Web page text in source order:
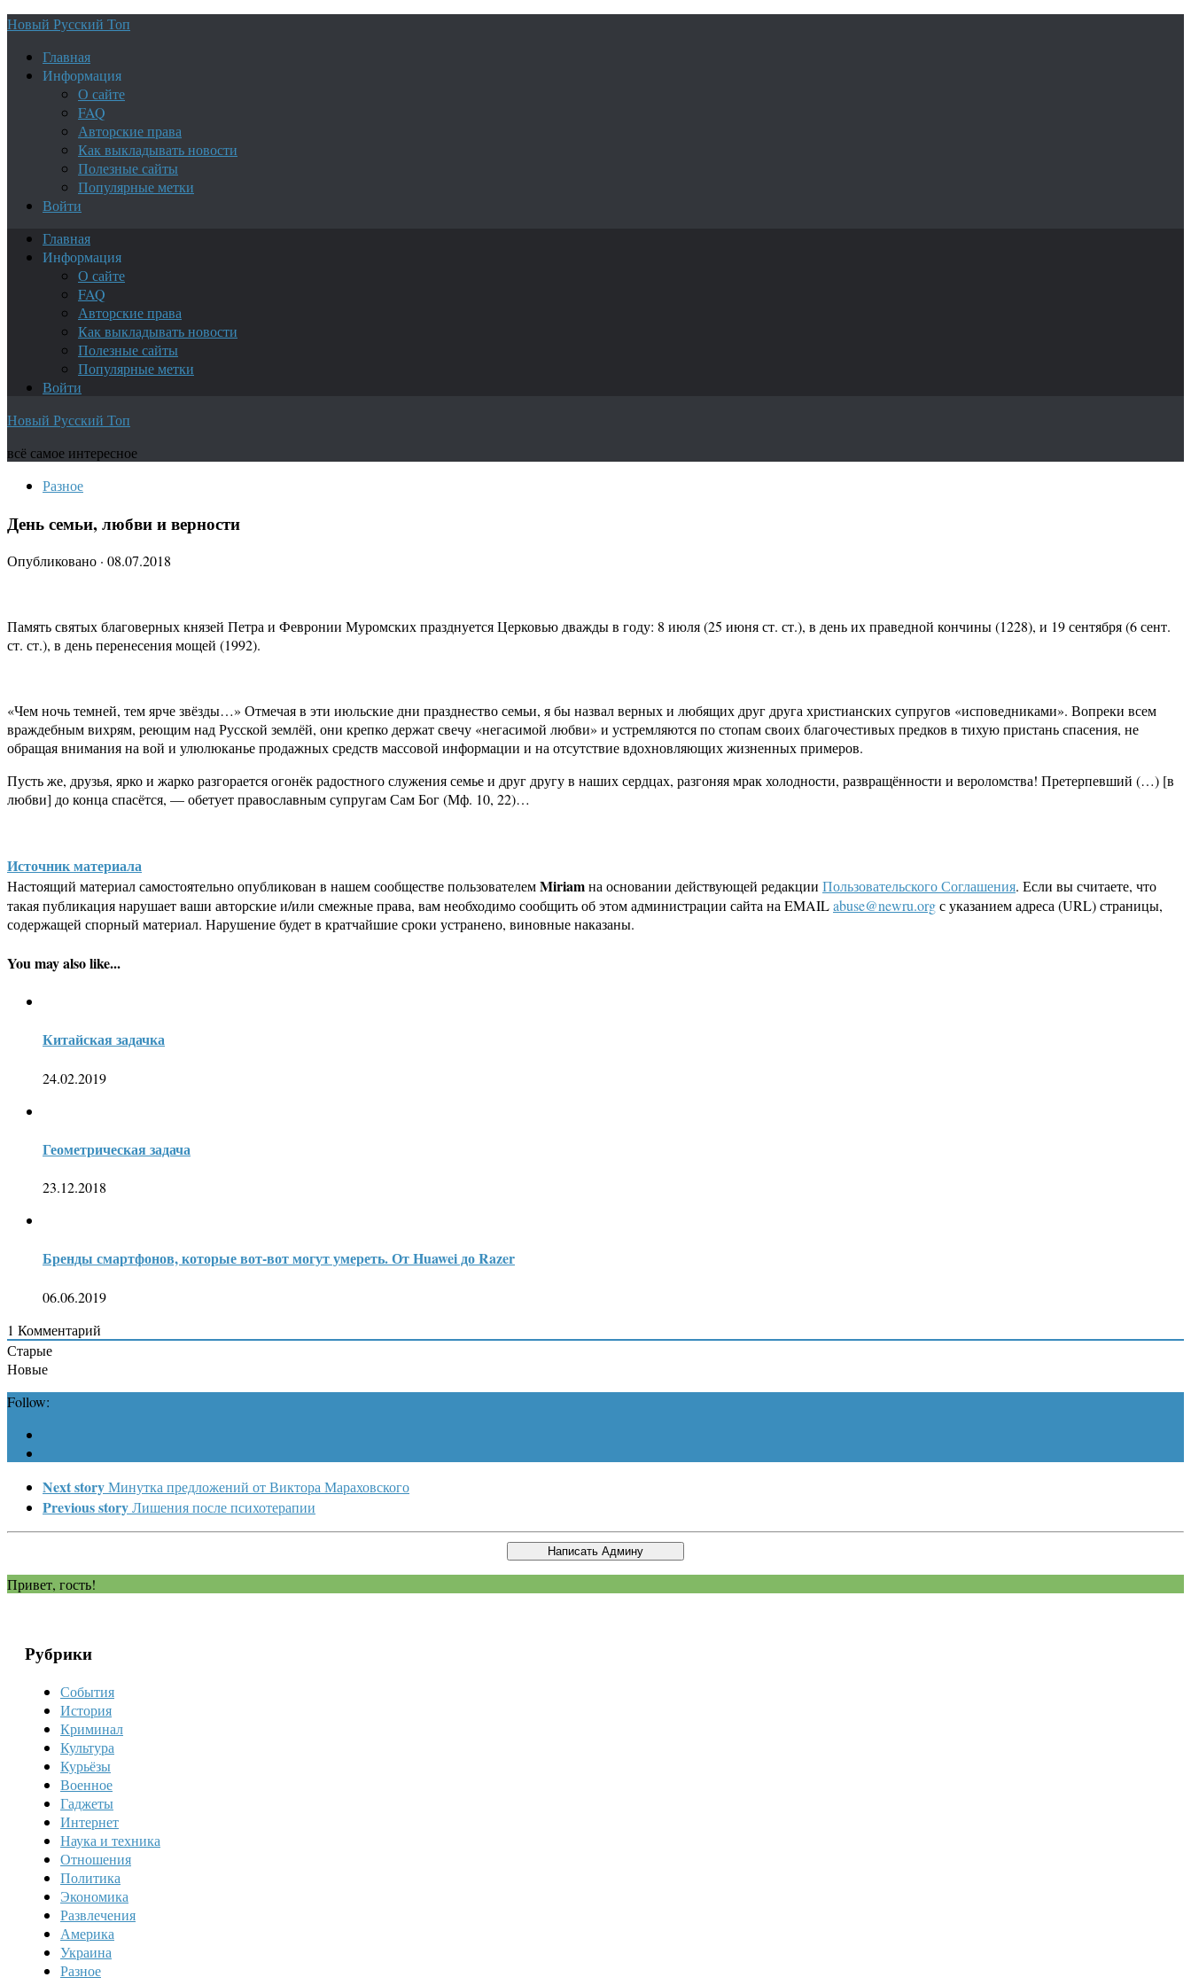
Новый Русский Топ
Главная
Информация
О сайте
FAQ
Авторские права
Как выкладывать новости
Полезные сайты
Популярные метки
Войти
Главная
Информация
О сайте
FAQ
Авторские права
Как выкладывать новости
Полезные сайты
Популярные метки
Войти
Новый Русский Топ
всё самое интересное
Разное
День семьи, любви и верности
Опубликовано · 08.07.2018
Память святых благоверных князей Петра и Февронии Муромских празднуется Церковью дважды в году: 8 июля (25 июня ст. ст.), в день их праведной кончины (1228), и 19 сентября (6 сент.
ст. ст.), в день перенесения мощей (1992).
«Чем ночь темней, тем ярче звёзды…» Отмечая в эти июльские дни празднество семьи, я бы назвал верных и любящих друг друга христианских супругов «исповедниками». Вопреки всем
враждебным вихрям, реющим над Русской землёй, они крепко держат свечу «негасимой любви» и устремляются по стопам своих благочестивых предков в тихую пристань спасения, не
обращая внимания на вой и улюлюканье продажных средств массовой информации и на отсутствие вдохновляющих жизненных примеров.
Пусть же, друзья, ярко и жарко разгорается огонёк радостного служения семье и друг другу в наших сердцах, разгоняя мрак холодности, развращённости и вероломства! Претерпевший (…) [в
любви] до конца спасётся, — обетует православным супругам Сам Бог (Мф. 10, 22)…
Источник материала
Настоящий материал самостоятельно опубликован в нашем сообществе пользователемMiriamна основании действующей редакции Пользовательского Соглашения. Если вы считаете, что
такая публикация нарушает ваши авторские и/или смежные права, вам необходимо сообщить об этом администрации сайта на EMAILabuse@newru.orgс указанием адреса (URL) страницы,
содержащей спорный материал. Нарушение будет в кратчайшие сроки устранено, виновные наказаны.
You may also like...
Китайская задачка
24.02.2019
Геометрическая задача
23.12.2018
Бренды смартфонов, которые вот-вот могут умереть. От Huawei до Razer
06.06.2019
1 Комментарий
Старые
Новые
Follow:
Next storyМинутка предложений от Виктора Мараховского
Previous storyЛишения после психотерапии
Привет, гость!
Рубрики
События
История
Криминал
Культура
Курьёзы
Военное
Гаджеты
Интернет
Наука и техника
Отношения
Политика
Экономика
Развлечения
Америка
Украина
Разное